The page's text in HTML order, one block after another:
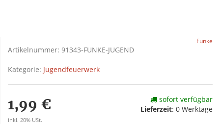
Funke
Artikelnummer: 91343-FUNKE-JUGEND
Kategorie: Jugendfeuerwerk
1,99 €
inkl. 20% USt.
sofort verfügbar
Lieferzeit: 0 Werktage